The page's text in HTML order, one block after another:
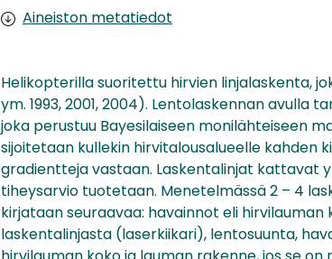
Aineiston metatiedot
Helikopterilla suoritettu hirvien linjalaskenta,
ym. 1993, 2001, 2004). Lentolaskennan
joka perustuu Bayesilaiseen monilähteiseen
sijoitetaan kullekin hirvitalousalueelle kahden
gradientteja vastaan. Laskentalinjat kattavat
tiheysarvio tuotetaan. Menetelmässä 2 – 4
kirjataan seuraavaa: havainnot eli
laskentalinjasta (laserkiikari), lentosuunta,